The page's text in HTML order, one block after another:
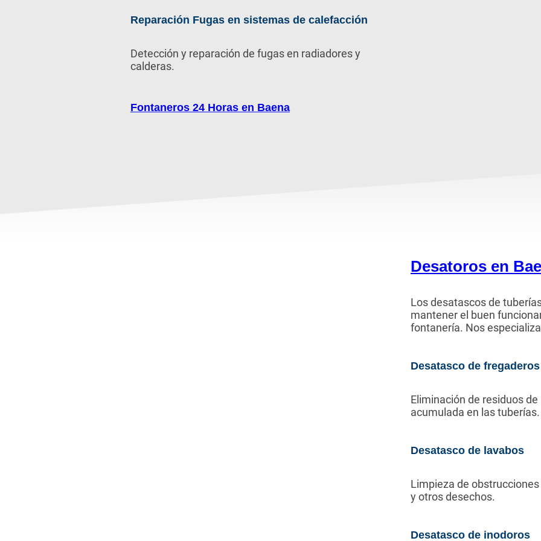
Reparación Fugas en sistemas de calefacción
Detección y reparación de fugas en radiadores y
calderas.
Fontaneros 24 Horas en Baena
Desatoros en
Los desatascos de
mantener el buen
fontanería. Nos
Desatasco de fregaderos
Eliminación de residuos
acumulada en las tuberías.
Desatasco de lavabos
Limpieza de
y otros desechos.
Desatasco de inodoros